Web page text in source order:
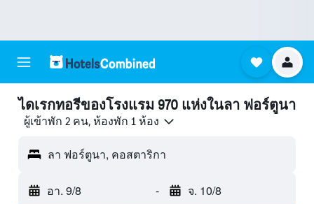
ไดเรกทอรีของโรงแรม 970 แห่งในลา ฟอร์ตูนา
ผู้เข้าพัก 2 คน, ห้องพัก 1 ห้อง
ลา ฟอร์ตูนา, คอสตาริกา
อา. 9/8 - จ. 10/8